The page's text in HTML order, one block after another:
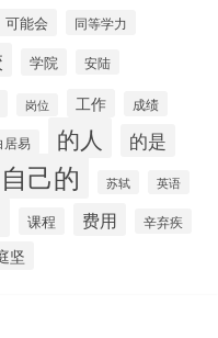
可能会 同等学力
学院 安陆
岗位 工作 成绩
居易 的人 的是
自己的 苏轼 英语
课程 费用
辛弃疾
坚